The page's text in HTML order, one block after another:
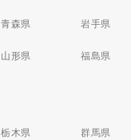
青森県 岩手県
山形県 福島県
栃木県 群馬県